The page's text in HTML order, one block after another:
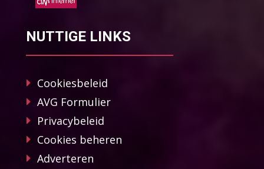
NUTTIGE LINKS
Cookiesbeleid
AVG Formulier
Privacybeleid
Cookies beheren
Adverteren